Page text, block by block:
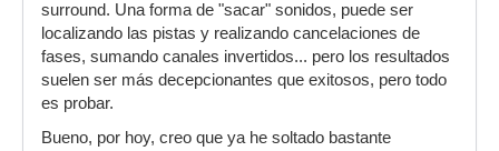
surround. Una forma de "sacar" sonidos, puede ser
localizando las pistas y realizando cancelaciones de
fases, sumando canales invertidos... pero los resultados
suelen ser más decepcionantes que exitosos, pero todo
es probar.
Bueno, por hoy, creo que ya he soltado bastante